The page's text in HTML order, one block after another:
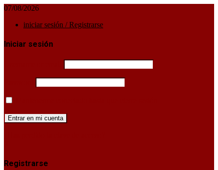
07/08/2026
iniciar sesión / Registrarse
Iniciar sesión
Registrarse